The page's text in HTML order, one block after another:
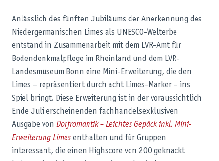
Anlässlich des fünften Jubiläums der Anerkennung des
Niedergermanischen Limes als UNESCO-Welterbe
entstand in Zusammenarbeit mit dem LVR-Amt für
Bodendenkmalpflege im Rheinland und dem LVR-
Landesmuseum Bonn eine Mini-Erweiterung, die den
Limes – repräsentiert durch acht Limes-Marker – ins
Spiel bringt. Diese Erweiterung ist in der voraussichtlich
Ende Juli erscheinenden fachhandelsexklusiven
Ausgabe von Dorfromantik – Leichtes Gepäck inkl. Mini-
Erweiterung Limes enthalten und für Gruppen
interessant, die einen Highscore von 200 geknackt